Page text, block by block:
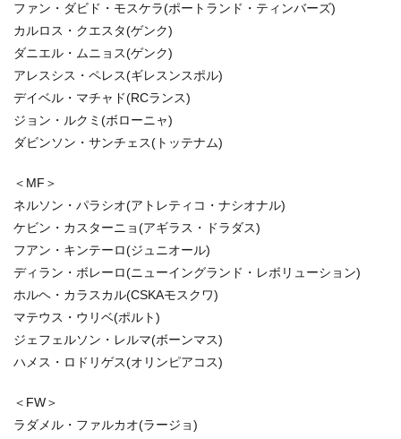
ファン・ダビド・モスケラ(ポートランド・ティンバーズ)
カルロス・クエスタ(ゲンク)
ダニエル・ムニョス(ゲンク)
アレスシス・ペレス(ギレスンスポル)
デイベル・マチャド(RCランス)
ジョン・ルクミ(ボローニャ)
ダビンソン・サンチェス(トッテナム)
＜MF＞
ネルソン・パラシオ(アトレティコ・ナシオナル)
ケビン・カスターニョ(アギラス・ドラダス)
フアン・キンテーロ(ジュニオール)
ディラン・ボレーロ(ニューイングランド・レボリューション)
ホルヘ・カラスカル(CSKAモスクワ)
マテウス・ウリベ(ポルト)
ジェフェルソン・レルマ(ボーンマス)
ハメス・ロドリゲス(オリンピアコス)
＜FW＞
ラダメル・ファルカオ(ラージョ)